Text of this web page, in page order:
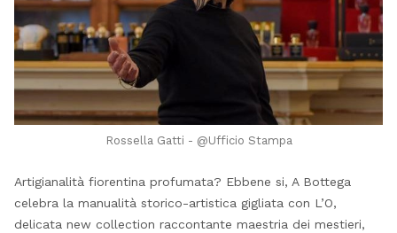
Rossella Gatti - @Ufficio Stampa
Artigianalità fiorentina profumata? Ebbene si, A Bottega
celebra la manualità storico-artistica gigliata con L’O,
delicata new collection raccontante maestria dei mestieri,